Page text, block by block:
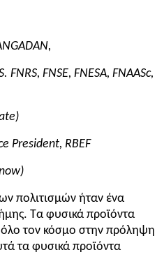
FNRS, FNSE, FNESA, FNAASc,
President, RBEF
πολιτισμών ήταν ένα
Τα φυσικά προϊόντα
όλο τον κόσμο στην πρόληψη
τα φυσικά προϊόντα